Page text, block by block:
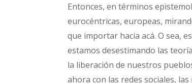
Entonces, en términos
eurocéntricas, europeas,
que importar hacia acá. O sea,
estamos desestimando las
la liberación de nuestros
ahora con las redes sociales,